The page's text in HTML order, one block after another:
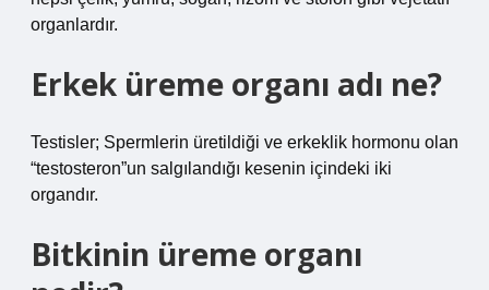
organlardır.
Erkek üreme organı adı ne?
Testisler; Spermlerin üretildiği ve erkeklik hormonu olan
“testosteron”un salgılandığı kesenin içindeki iki
organdır.
Bitkinin üreme organı